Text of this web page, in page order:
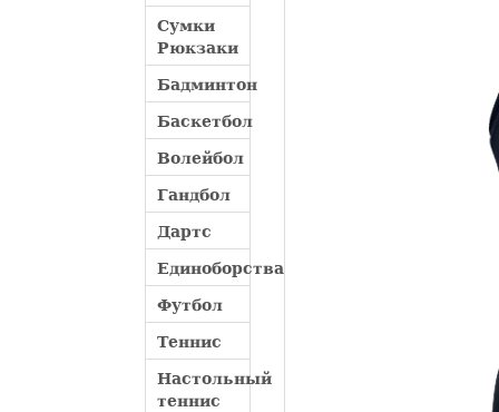
Сумки
Рюкзаки
Бадминтон
Баскетбол
Волейбол
Гандбол
Дартс
Единоборства
Футбол
Теннис
Настольный
теннис